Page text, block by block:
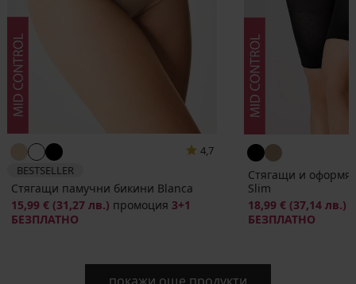
4,7
BESTSELLER
Стягащи памучни бикини Blanca
15,99 € (31,27 лв.) промоция 3+1
БЕЗПЛАТНО
Стягащи и
Slim
18,99 € (37,14 лв.)
БЕЗПЛАТНО